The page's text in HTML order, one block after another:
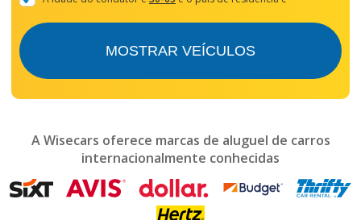
and
mark
get
the
MOSTRAR VEÍCULOS
A Wisecars oferece marcas de aluguel de carros
internacionalmente conhecidas